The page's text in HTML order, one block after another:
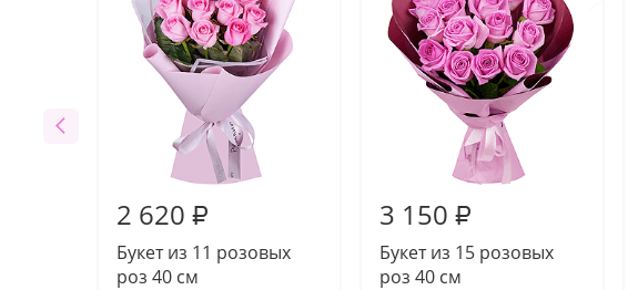
2 620 ₽
Букет из 11 розовых
роз 40 см
3 150 ₽
Букет из 15 розовых
роз 40 см